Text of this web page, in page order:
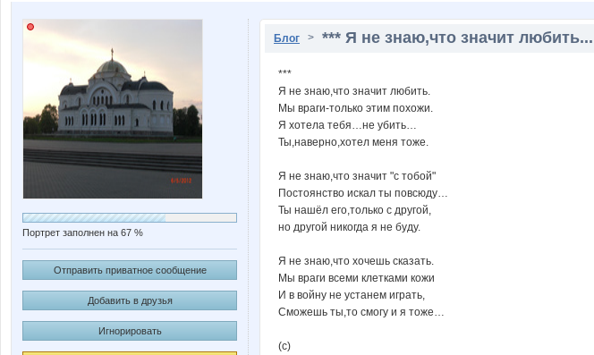
Портрет заполнен на 67 %
Отправить приватное сообщение
Добавить в друзья
Игнорировать
Блог > *** Я не знаю,что значит любить...
***
Я не знаю,что значит любить.
Мы враги-только этим похожи.
Я хотела тебя…не убить…
Ты,наверно,хотел меня тоже.
Я не знаю,что значит "с тобой"
Постоянство искал ты повсюду…
Ты нашёл его,только с другой,
но другой никогда я не буду.
Я не знаю,что хочешь сказать.
Мы враги всеми клетками кожи
И в войну не устанем играть,
Сможешь ты,то смогу и я тоже…
(с)